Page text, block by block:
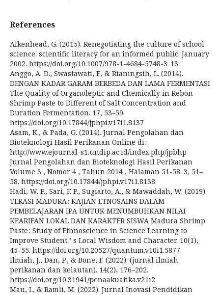
References
Aikenhead, G. (2015). Renegotiating the culture of school
science: scientific literacy for an informed public. January
2002. https://doi.org/10.1007/978-1-4684-5748-3_13
Anggo, A. D., Swastawati, F., & Rianingsih, L. (2014).
DENGAN KADAR GARAM BERBEDA DAN LAMA FERMENTASI
The Quality of Organoleptic and Chemically in Rebon
Shrimp Paste to Different of Salt Concentration and
Duration Fermentation. 17, 53–59.
https://doi.org/10.17844/jphpi.v17i1.8137
Asam, K., & Pada, G. (2014). Jurnal Pengolahan dan
Bioteknologi Hasil Perikanan Online di :
http://www.ejournal-s1.undip.ac.id/index.php/jpbhp
Jurnal Pengolahan dan Bioteknologi Hasil Perikanan
Volume 3 , Nomor 4 , Tahun 2014 , Halaman 51-58. 3, 51–
58. https://doi.org/10.17844/jphpi.v17i1.8138
Hadi, W. P., Sari, F. P., Sugiarto, A., & Mawaddah, W. (2019).
TERASI MADURA : KAJIAN ETNOSAINS DALAM
PEMBELAJARAN IPA UNTUK MENUMBUHKAN NILAI
KEARIFAN LOKAL DAN KARAKTER SISWA Madura Shrimp
Paste : Study of Ethnoscience in Science Learning to
Improve Student ’ s Local Wisdom and Character. 10(1),
45–55. https://doi.org/10.20527/quantum.v10i1.5877
Ilmiah, J., Dan, P., & Bone, F. (2022). (jurnal ilmiah
perikanan dan kelautan). 14(2), 176–202.
https://doi.org/10.31941/penaakuatika.v21i2
Mau, I., & Ramli, M. (2022). Jurnal Inovasi Pendidikan